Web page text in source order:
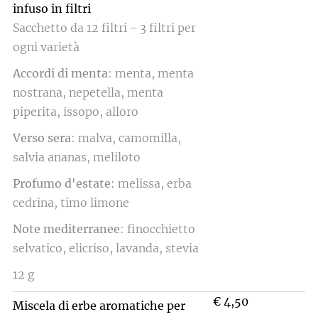
infuso in filtri
Sacchetto da 12 filtri - 3 filtri per
ogni varietà
Accordi di menta: menta, menta
nostrana, nepetella, menta
piperita, issopo, alloro
Verso sera: malva, camomilla,
salvia ananas, meliloto
Profumo d'estate: melissa, erba
cedrina, timo limone
Note mediterranee: finocchietto
selvatico, elicriso, lavanda, stevia
12 g
Miscela di erbe aromatiche per
€ 4,50